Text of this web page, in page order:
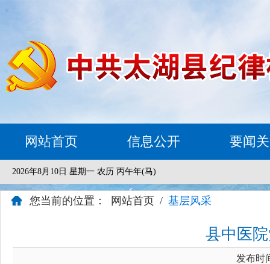
网站首页 信息公开 要闻
2026年8月10日 星期一 农历 丙午年(马)
您当前的位置： 网站首页 / 基层风采
县中医
发布时